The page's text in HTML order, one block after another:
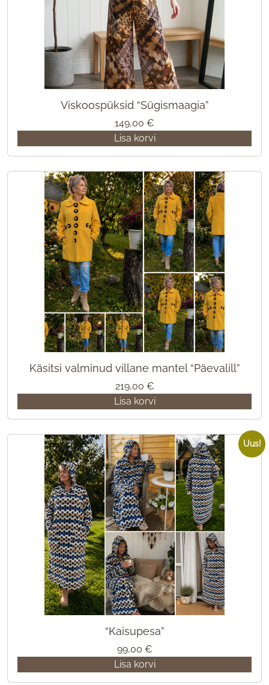
Viskoospüksid “Sügismaagia”
149,00 €
Lisa korvi
Käsitsi valminud villane mantel “Päevalill”
219,00 €
Lisa korvi
Uus!
“Kaisupesa”
99,00 €
Lisa korvi